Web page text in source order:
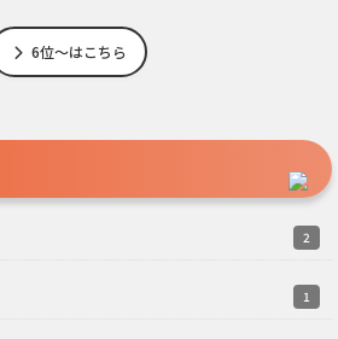
6位～はこちら
2
1